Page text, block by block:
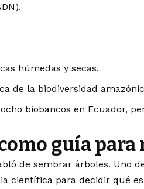
húmedas y secas.
de la biodiversidad
biobancos en Ecuador,
guía
de sembrar árboles. Uno
científica para decidir qué